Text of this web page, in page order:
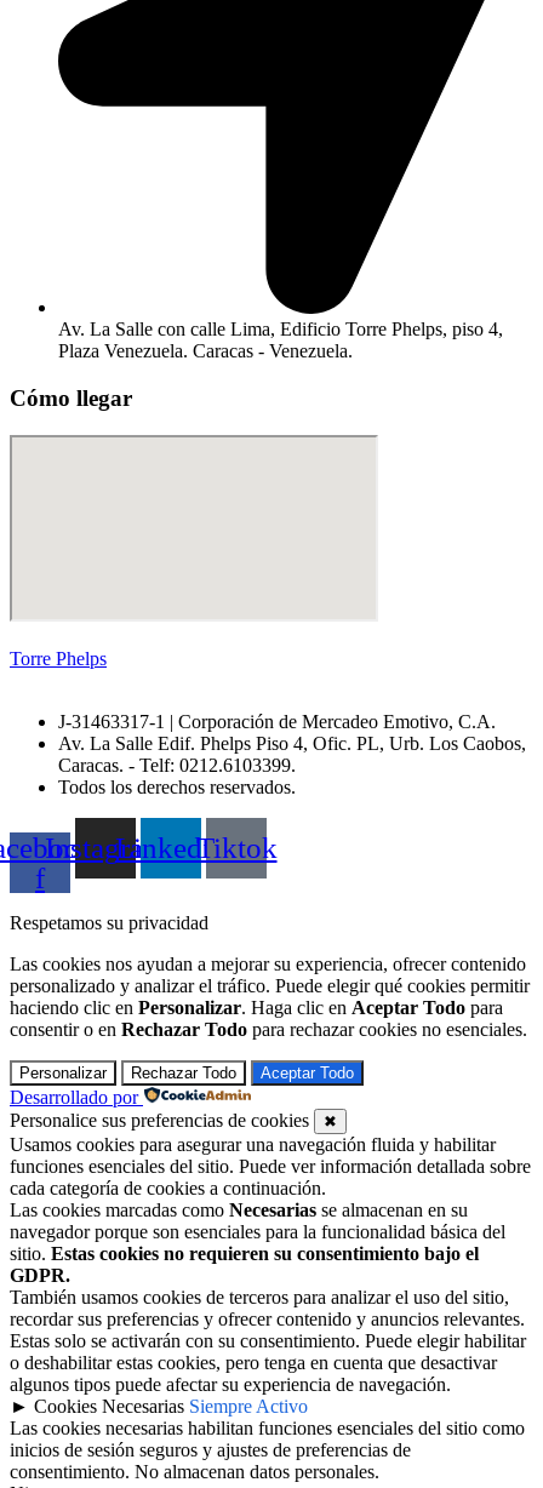
Av. La Salle con calle Lima, Edificio Torre Phelps, piso 4,
Plaza Venezuela. Caracas - Venezuela.
Cómo llegar
Torre Phelps
J-31463317-1 | Corporación de Mercadeo Emotivo, C.A.
Av. La Salle Edif. Phelps Piso 4, Ofic. PL, Urb. Los Caobos,
Caracas. - Telf: 0212.6103399.
Todos los derechos reservados.
f
InstagramLinkedinTiktok
Respetamos su privacidad
Las cookies nos ayudan a mejorar su experiencia, ofrecer contenido
personalizado y analizar el tráfico. Puede elegir qué cookies permitir
haciendo clic en Personalizar. Haga clic en Aceptar Todo para
consentir o en Rechazar Todo para rechazar cookies no esenciales.
Personalizar Rechazar Todo Aceptar Todo
Desarrollado por
Personalice sus preferencias de cookies
✖
Usamos cookies para asegurar una navegación fluida y habilitar
funciones esenciales del sitio. Puede ver información detallada sobre
cada categoría de cookies a continuación.
Las cookies marcadas como Necesarias se almacenan en su
navegador porque son esenciales para la funcionalidad básica del
sitio. Estas cookies no requieren su consentimiento bajo el
GDPR.
También usamos cookies de terceros para analizar el uso del sitio,
recordar sus preferencias y ofrecer contenido y anuncios relevantes.
Estas solo se activarán con su consentimiento. Puede elegir habilitar
o deshabilitar estas cookies, pero tenga en cuenta que desactivar
algunos tipos puede afectar su experiencia de navegación.
► Cookies Necesarias Siempre Activo
Las cookies necesarias habilitan funciones esenciales del sitio como
inicios de sesión seguros y ajustes de preferencias de
consentimiento. No almacenan datos personales.